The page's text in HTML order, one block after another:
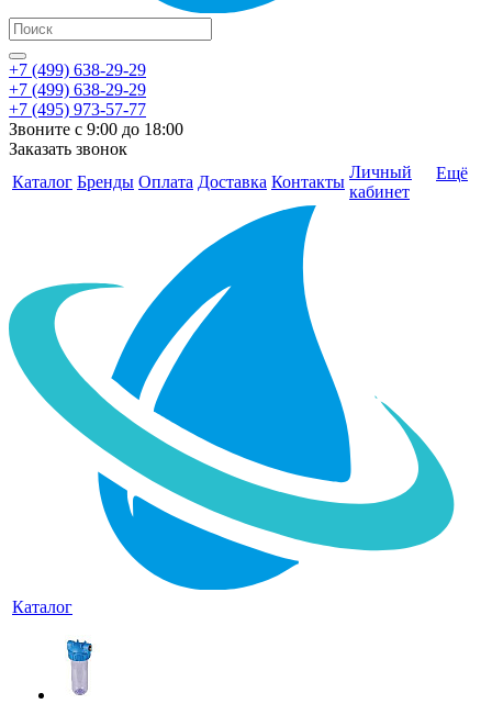
+7 (499) 638-29-29
+7 (499) 638-29-29
+7 (495) 973-57-77
Звоните с 9:00 до 18:00
Заказать звонок
Каталог Бренды Оплата Доставка Контакты
Личный
кабинет
Ещё
Каталог